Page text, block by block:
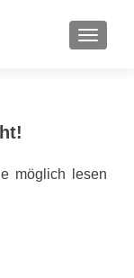
möglich lesen